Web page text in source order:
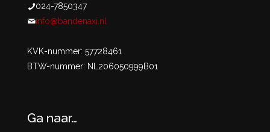
024-7850347
info@bandenaxi.nl
KVK-nummer: 57728461
BTW-nummer: NL206050999B01
Ga naar…